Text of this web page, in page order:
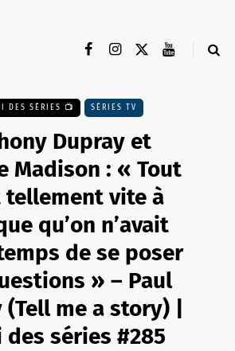
DES SÉRIES 📺 SÉRIES TV
Dupray et
Madison : « Tout
vite à
qu’on n’avait
de se poser
» – Paul
me a story) |
des séries #285